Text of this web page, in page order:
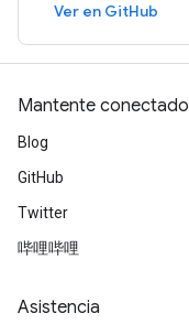
Ver en GitHub
Mantente conectado
Blog
GitHub
Twitter
哔哩哔哩
Asistencia